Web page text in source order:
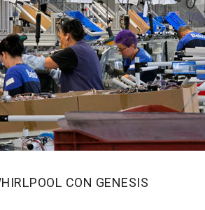
CON GENESIS